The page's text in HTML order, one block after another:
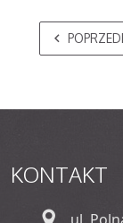
KONTAKT